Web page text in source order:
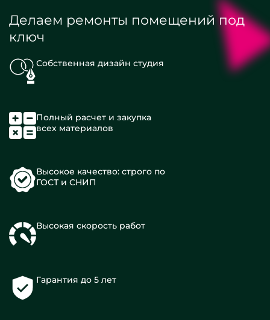
Делаем ремонты помещений под
ключ
Собственная дизайн студия
Полный расчет и закупка
всех материалов
Высокое качество: строго по
ГОСТ и СНИП
Высокая скорость работ
Гарантия до 5 лет